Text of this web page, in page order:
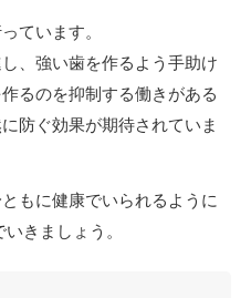
ています。
、強い歯を作るよう手助け
るのを抑制する働きがある
防ぐ効果が期待されていま
もに健康でいられるように
きましょう。